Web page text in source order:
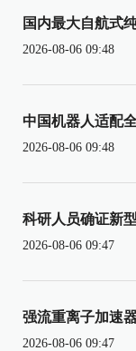
国内最大自航式
2026-08-06 09:48
中国机器人适配
2026-08-06 09:48
科研人员确证新
2026-08-06 09:47
强流重离子加速
2026-08-06 09:47